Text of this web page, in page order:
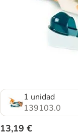
1 unidad
139103.0
13,19 €